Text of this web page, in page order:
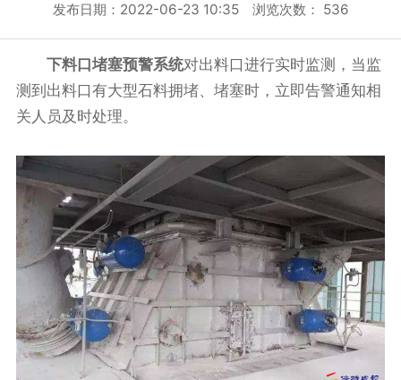
发布日期：2022-06-23 10:35 浏览次数： 536
下料口堵塞预警系统对出料口进行实时监测，当监
测到出料口有大型石料拥堵、堵塞时，立即告警通知相
关人员及时处理。